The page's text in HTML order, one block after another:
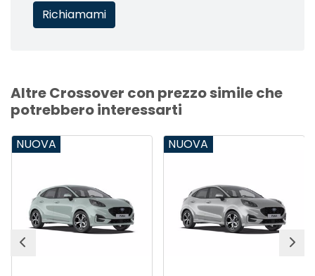
Altre Crossover con prezzo simile che
potrebbero interessarti
NUOVA NUOVA